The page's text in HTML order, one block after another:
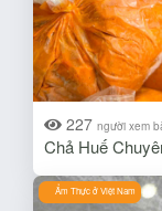
227 người xem
Chả Huế
Ẩm Thực ở Việt Nam